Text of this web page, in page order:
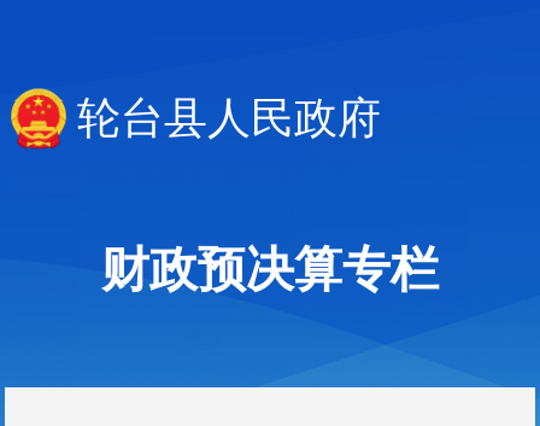
轮台县人民政府
财政预决算专栏